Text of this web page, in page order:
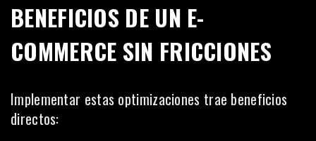
BENEFICIOS DE UN E-
COMMERCE SIN FRICCIONES
Implementar estas optimizaciones trae beneficios
directos: